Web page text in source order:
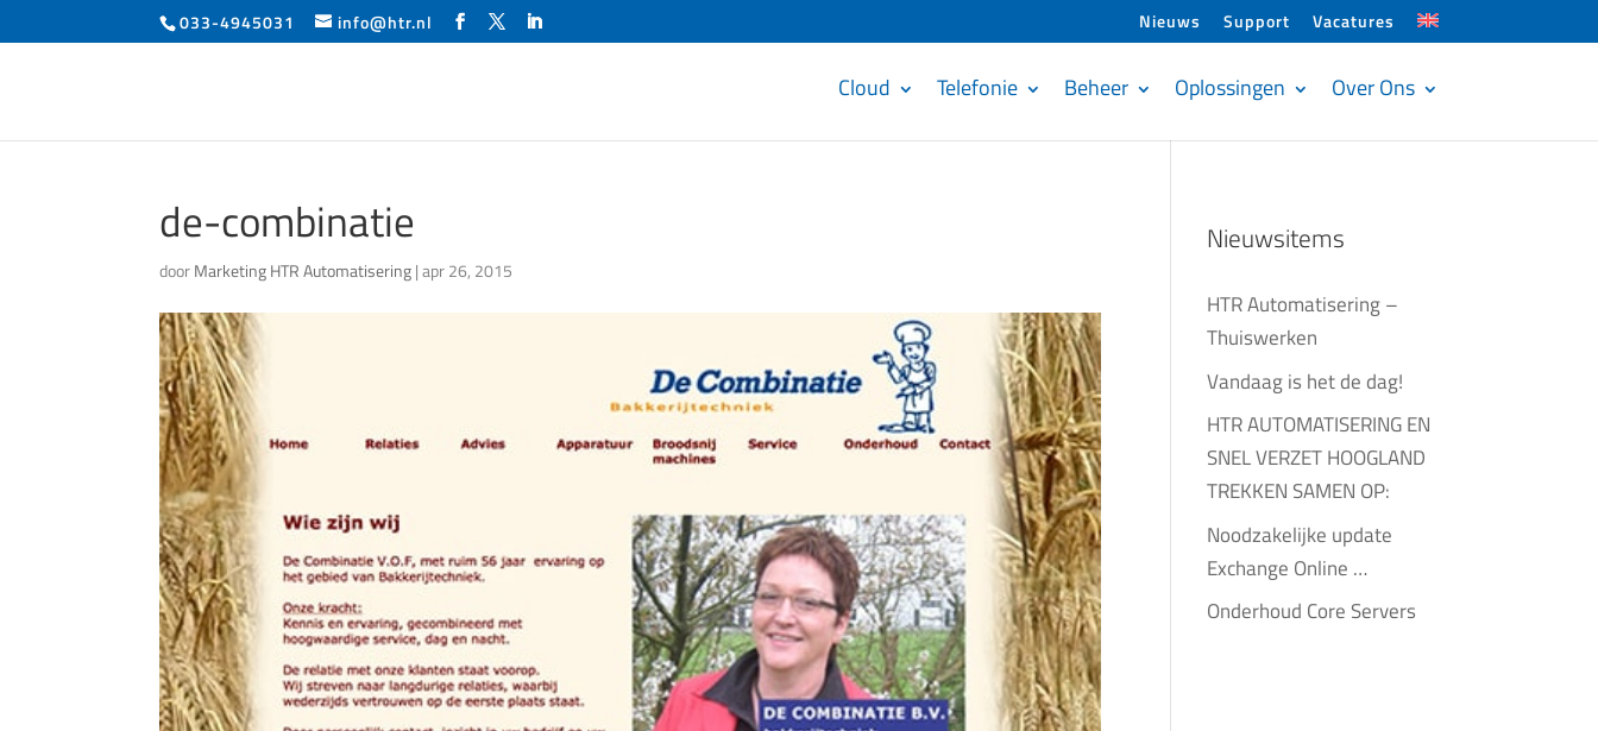
033-4945031 info@htr.nl Nieuws Support Vacatures
Cloud Telefonie Beheer Oplossingen Over Ons
de-combinatie
doorMarketing HTR Automatisering|apr 26, 2015
Nieuwsitems
HTR Automatisering –
Thuiswerken
Vandaag is het de dag!
HTR AUTOMATISERING EN
SNEL VERZET HOOGLAND
TREKKEN SAMEN OP:
Noodzakelijke update
Exchange Online …
Onderhoud Core Servers